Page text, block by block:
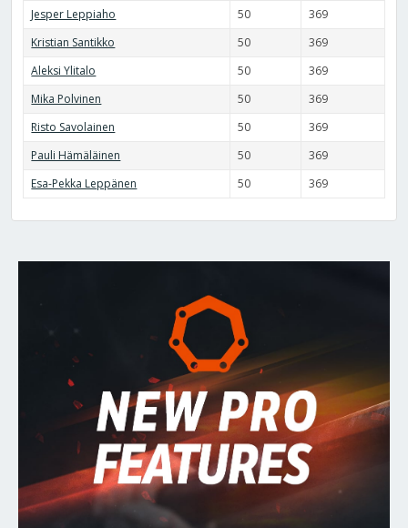
Jesper Leppiaho
50
369
Kristian Santikko
50
369
Aleksi Ylitalo
50
369
Mika Polvinen
50
369
Risto Savolainen
50
369
Pauli Hämäläinen
50
369
Esa-Pekka Leppänen
50 369